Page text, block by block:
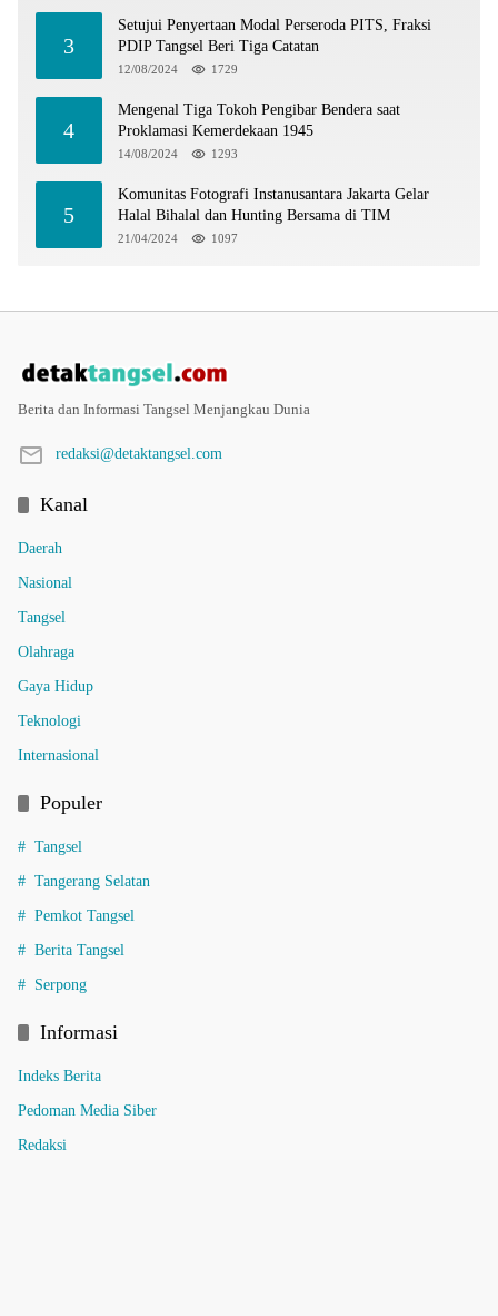
3
Setujui Penyertaan Modal Perseroda PITS, Fraksi
PDIP Tangsel Beri Tiga Catatan
12/08/2024 1729
4
Mengenal Tiga Tokoh Pengibar Bendera saat
Proklamasi Kemerdekaan 1945
14/08/2024 1293
5
Komunitas Fotografi Instanusantara Jakarta Gelar
Halal Bihalal dan Hunting Bersama di TIM
21/04/2024 1097
Berita dan Informasi Tangsel Menjangkau Dunia
redaksi@detaktangsel.com
Kanal
Daerah
Nasional
Tangsel
Olahraga
Gaya Hidup
Teknologi
Internasional
Populer
Tangsel
Tangerang Selatan
Pemkot Tangsel
Berita Tangsel
Serpong
Informasi
Indeks Berita
Pedoman Media Siber
Redaksi